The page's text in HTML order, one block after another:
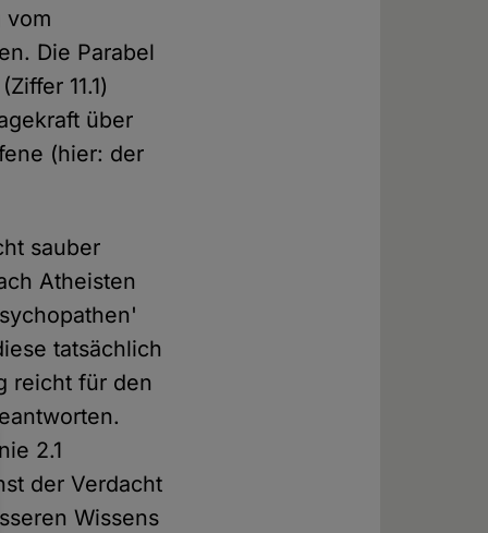
vom
Die Parabel
11.1)
über
(hier: der
sauber
Atheisten
tatsächlich
reicht für den
2.1
der Verdacht
Wissens